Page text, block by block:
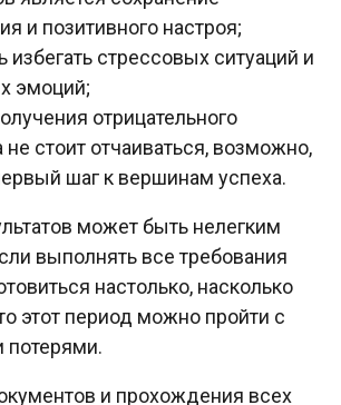
и позитивного настроя;
избегать стрессовых ситуаций и
эмоций;
отрицательного
не стоит отчаиваться, возможно,
шаг к вершинам успеха.
может быть нелегким
выполнять все требования
настолько, насколько
этот период можно пройти с
и прохождения всех